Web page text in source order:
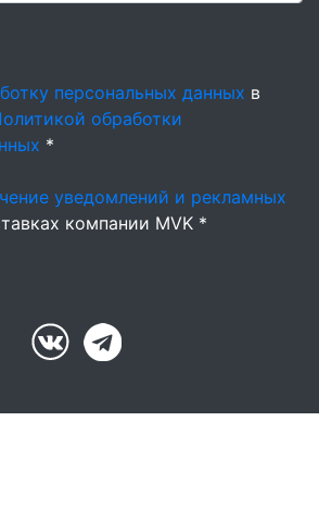
персональных данных в
обработки
*
уведомлений и рекламных
компании MVK *